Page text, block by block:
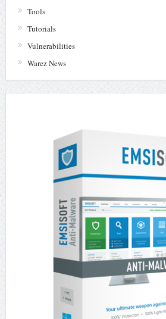
Tools
Tutorials
Vulnerabilities
Warez News